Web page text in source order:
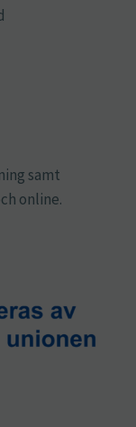
samt
online.